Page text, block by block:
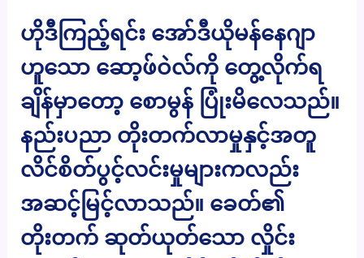
ဟိုဒီကြည့်ရင်း အော်ဒီယိုမန်နေဂျာ
ဟူသော ဆော့ဖ်ဝဲလ်ကို တွေ့လိုက်ရ
ချိန်မှာတော့ စောမွန် ပြုံးမိလေသည်။
နည်းပညာ တိုးတက်လာမှုနှင့်အတူ
လိင်စိတ်ပွင့်လင်းမှုများကလည်း
အဆင့်မြင့်လာသည်။ ခေတ်၏
တိုးတက် ဆုတ်ယုတ်သော လှိုင်း